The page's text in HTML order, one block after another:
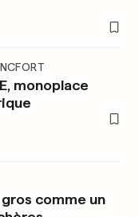
monoplace
comme un